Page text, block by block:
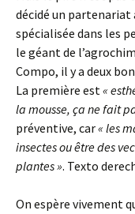
décidé un partenariat
spécialisée dans les
le géant de
Compo, il y a deux
La première est«
la mousse, ça ne fait
préventive, car« les
insectes ou être des
plantes ». Texto
On espère vivement